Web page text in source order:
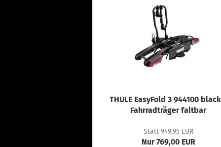
THULE EasyFold 3 944100
Fahrradträger faltbar
Statt 949,95 EUR
Nur 769,00 EUR